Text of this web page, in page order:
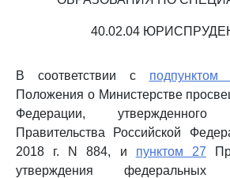
40.02.04
В соответствии с
Положения о Министерстве
Федерации, утвержденного
Правительства Российской
2018 г. N 884, и пунктом 27
утверждения федеральных